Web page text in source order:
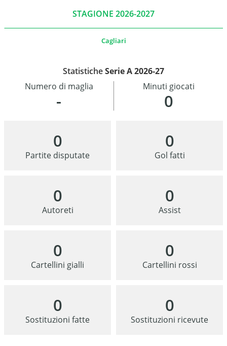
STAGIONE 2026-2027
Cagliari
StatisticheSerie A 2026-27
-
Numero di maglia
0
Minuti giocati
0
Partite disputate
0
Gol fatti
0
Autoreti
0
Assist
0
Cartellini gialli
0
Cartellini rossi
0
Sostituzioni fatte
0
Sostituzioni ricevute